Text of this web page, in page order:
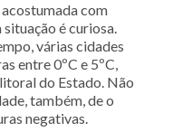
com
é curiosa.
várias cidades
entre 0ºC e 5ºC,
do Estado. Não
também, de o
negativas.